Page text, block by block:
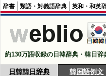
辞書 類語・対義語辞典 英和・和英
約130万語収録の日韓辞典・韓日辞
日韓韓日辞典 韓国語例文